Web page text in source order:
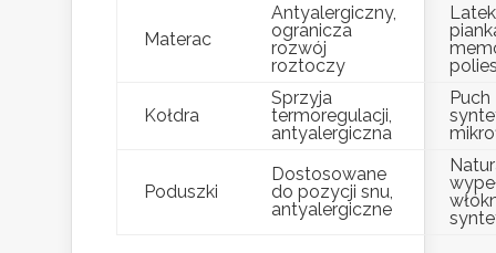
Materac
Antyalergiczny,
ogranicza
rozwój
roztoczy
Kołdra
Sprzyja
termoregulacji,
antyalergiczna
Puch
Poduszki
Dostosowane
do pozycji snu,
antyalergiczne